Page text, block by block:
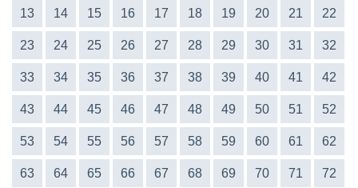
13 14 15 16 17 18 19 20 21 22
23 24 25 26 27 28 29 30 31 32
33 34 35 36 37 38 39 40 41 42
43 44 45 46 47 48 49 50 51 52
53 54 55 56 57 58 59 60 61 62
63 64 65 66 67 68 69 70 71 72